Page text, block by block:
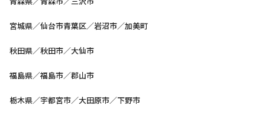
宮城県／仙台市青葉区／岩沼市／加美町
秋田県／秋田市／大仙市
福島県／福島市／郡山市
栃木県／宇都宮市／大田原市／下野市